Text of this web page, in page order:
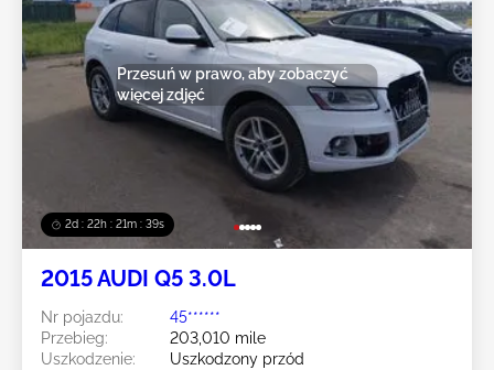
2d : 22h : 21m : 38s
Przesuń w prawo, aby zobaczyć
więcej zdjęć
2015 AUDI Q5 3.0L
Nr pojazdu:
45******
Przebieg:
203,010 mile
Uszkodzenie:
Uszkodzony przód